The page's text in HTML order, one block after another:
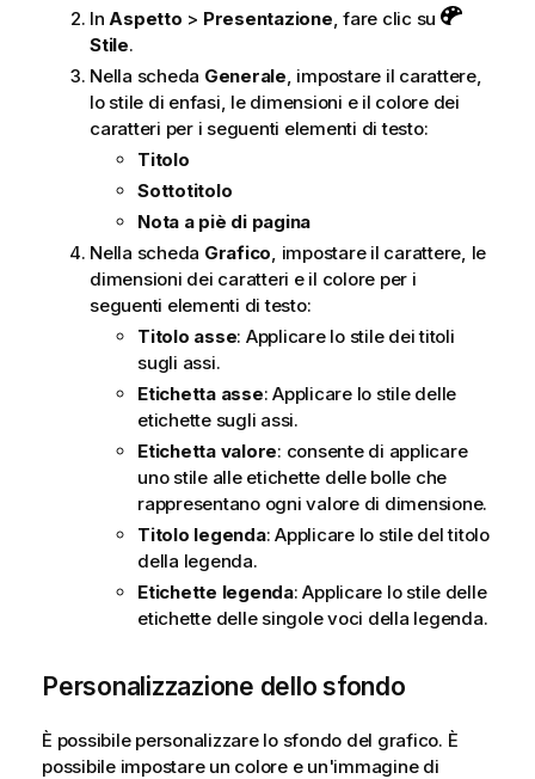
In Aspetto > Presentazione , fare clic su
Stile.
Nella scheda Generale , impostare il carattere,
lo stile di enfasi, le dimensioni e il colore dei
caratteri per i seguenti elementi di testo:
Titolo
Sottotitolo
Nota a piè di pagina
Nella scheda Grafico , impostare il carattere, le
dimensioni dei caratteri e il colore per i
seguenti elementi di testo:
Titolo asse: Applicare lo stile dei titoli
sugli assi.
Etichetta asse: Applicare lo stile delle
etichette sugli assi.
Etichetta valore: consente di applicare
uno stile alle etichette delle bolle che
rappresentano ogni valore di dimensione.
Titolo legenda: Applicare lo stile del titolo
della legenda.
Etichette legenda: Applicare lo stile delle
etichette delle singole voci della legenda.
Personalizzazione dello sfondo
È possibile personalizzare lo sfondo del grafico. È
possibile impostare un colore e un'immagine di